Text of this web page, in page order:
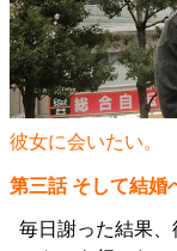
彼女に会いたい。
第三話 そして結婚
毎日謝った結果